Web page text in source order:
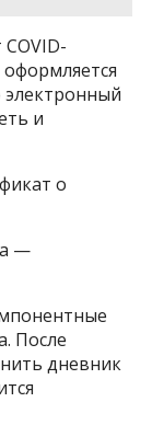
электронный
и
о
—
После
дневник